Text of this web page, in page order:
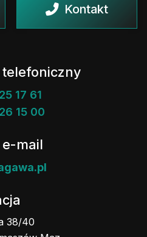
Kontakt
telefoniczny
17 61
15 00
mail
38/40